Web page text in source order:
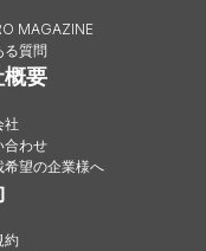
MAGAZINE
る質問
要
社
合わせ
希望の企業様へ
約